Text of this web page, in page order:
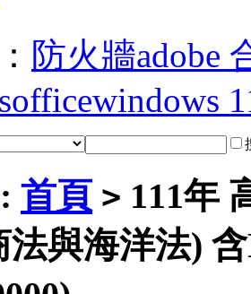
防火牆adobe
officewindows
首頁 > 111年
法與海洋法)